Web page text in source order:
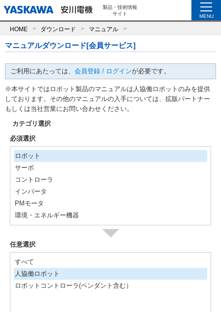
製品・技術情報
サイト
MENU
HOME ダウンロード マニュアル
マニュアルダウンロード[会員サービス]
ご利用にあたっては、 会員登録 / ログインが必要です。
※本サイトではロボット製品のマニュアルは人協働ロボットのみを提供
しております。その他のマニュアルの入手については、拡販パートナー
もしくは当社営業にお問い合わせください。
カテゴリ選択
必須選択
ロボット
サーボ
コントローラ
インバータ
PMモータ
環境・エネルギー機器
任意選択
すべて
人協働ロボット
ロボットコントローラ(ペンダント含む）